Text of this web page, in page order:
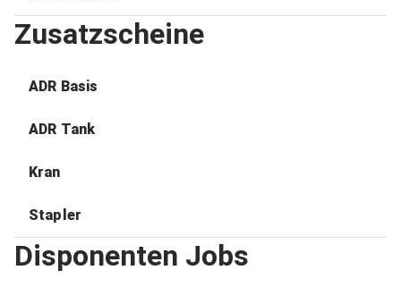
Zusatzscheine
ADR Basis
ADR Tank
Kran
Stapler
Disponenten Jobs